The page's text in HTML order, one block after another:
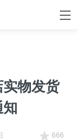
实物发货
666